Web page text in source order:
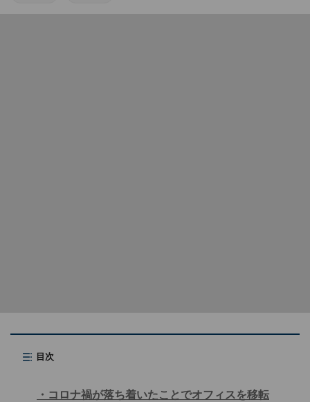
目次
コロナ禍が落ち着いたことでオフィスを移転